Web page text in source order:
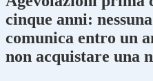
cinque anni:
comunica entro un
non acquistare una